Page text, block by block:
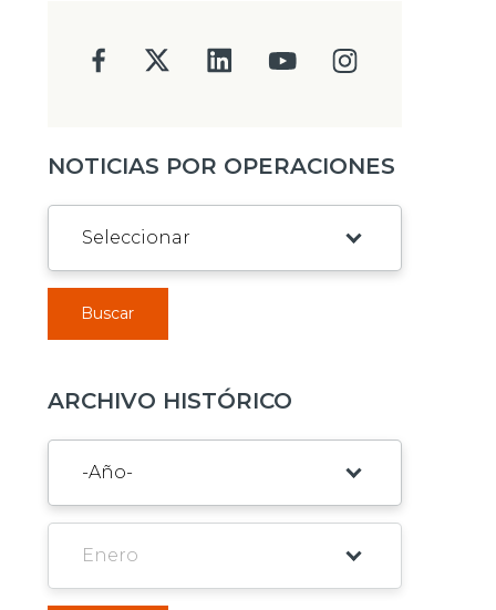
NOTICIAS POR OPERACIONES
Buscar
ARCHIVO HISTÓRICO